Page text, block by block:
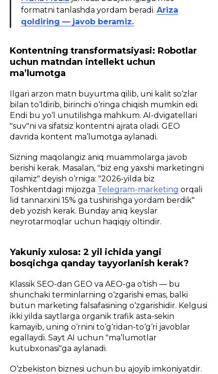
formatni tanlashda yordam beradi. Ariza
qoldiring — javob beramiz.
Kontentning transformatsiyasi: Robotlar
uchun matndan intellekt uchun
ma’lumotga
Ilgari arzon matn buyurtma qilib, uni kalit so‘zlar
bilan to‘ldirib, birinchi o‘ringa chiqish mumkin edi.
Endi bu yo‘l unutilishga mahkum. AI-dvigatellari
"suv"ni va sifatsiz kontentni ajrata oladi. GEO
davrida kontent ma’lumotga aylanadi.
Sizning maqolangiz aniq muammolarga javob
berishi kerak. Masalan, "biz eng yaxshi marketingni
qilamiz" deyish o‘rniga: "2026-yilda biz
Toshkentdagi mijozga Telegram-marketing orqali
lid tannarxini 15% ga tushirishga yordam berdik"
deb yozish kerak. Bunday aniq keyslar
neyrotarmoqlar uchun haqiqiy oltindir.
Yakuniy xulosa: 2 yil ichida yangi
bosqichga qanday tayyorlanish kerak?
Klassik SEO-dan GEO va AEO-ga o‘tish — bu
shunchaki terminlarning o‘zgarishi emas, balki
butun marketing falsafasining o‘zgarishidir. Kelgusi
ikki yilda saytlarga organik trafik asta-sekin
kamayib, uning o‘rnini to‘g‘ridan-to‘g‘ri javoblar
egallaydi. Sayt AI uchun "ma’lumotlar
kutubxonasi"ga aylanadi.
O‘zbekiston biznesi uchun bu ajoyib imkoniyatdir.